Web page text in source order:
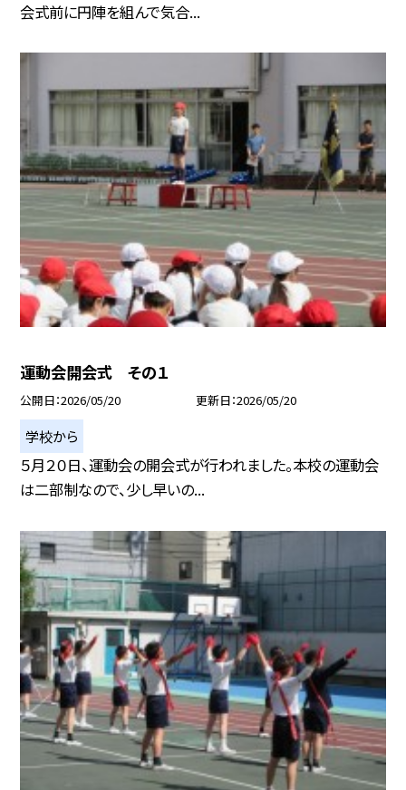
会式前に円陣を組んで気合...
運動会開会式 その１
公開日 2026/05/20 更新日 2026/05/20
学校から
５月２０日、運動会の開会式が行われました。本校の運動会
は二部制なので、少し早いの...